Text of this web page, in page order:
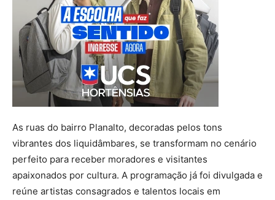
As ruas do bairro Planalto, decoradas pelos tons
vibrantes dos liquidâmbares, se transformam no cenário
perfeito para receber moradores e visitantes
apaixonados por cultura. A programação já foi divulgada e
reúne artistas consagrados e talentos locais em